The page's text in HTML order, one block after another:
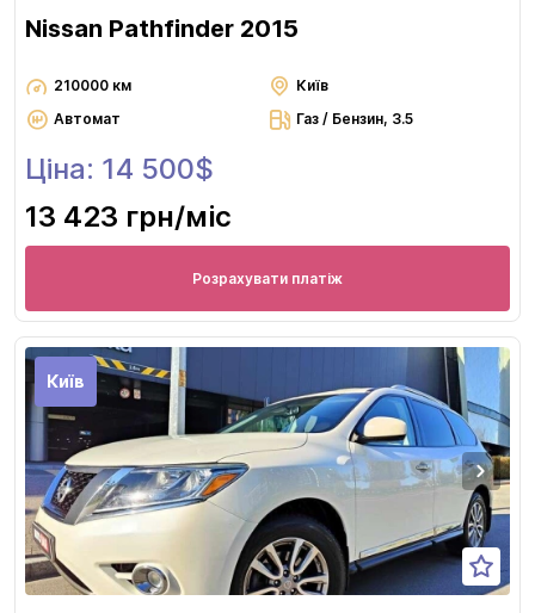
Nissan Pathfinder 2015
210000 км
Київ
Автомат
Газ / Бензин, 3.5
Ціна: 14 500$
13 423 грн/міс
Розрахувати платіж
Київ